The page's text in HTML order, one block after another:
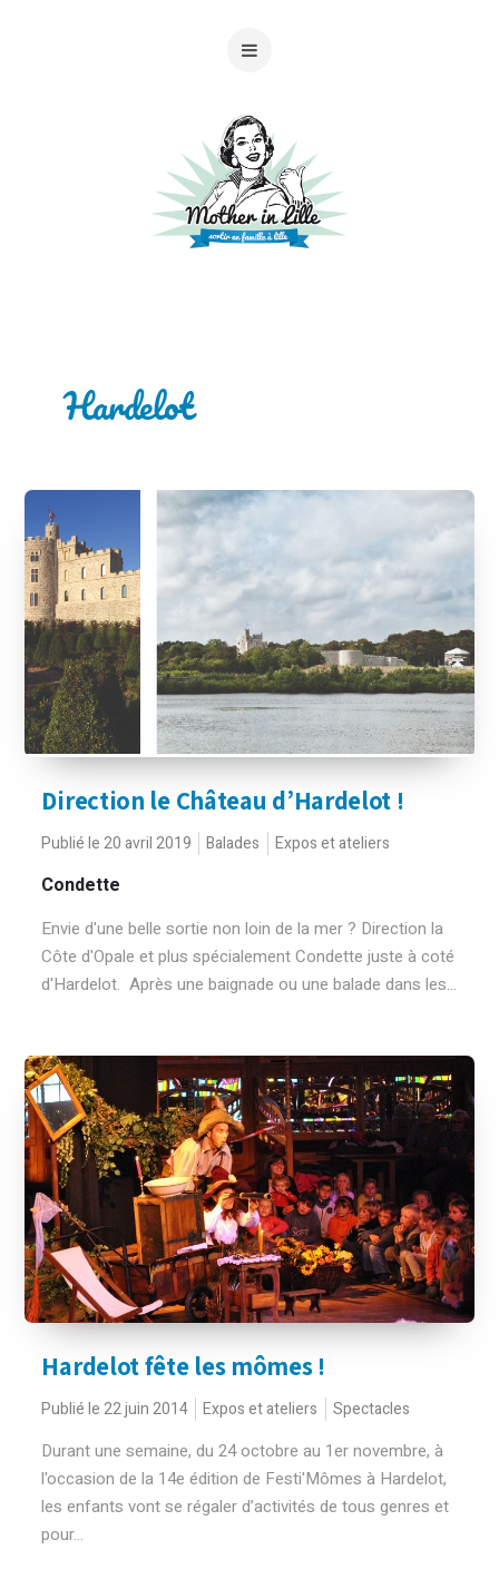
Hardelot
Direction le Château d’Hardelot !
Publié le 20 avril 2019 Balades Expos et ateliers
Condette
Envie d'une belle sortie non loin de la mer ? Direction la
Côte d'Opale et plus spécialement Condette juste à coté
d'Hardelot. Après une baignade ou une balade dans les...
Hardelot fête les mômes !
Publié le 22 juin 2014 Expos et ateliers Spectacles
Durant une semaine, du 24 octobre au 1er novembre, à
l'occasion de la 14e édition de Festi'Mômes à Hardelot,
les enfants vont se régaler d’activités de tous genres et
pour...